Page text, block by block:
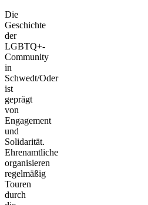
Die
Geschichte
der
LGBTQ+-
Community
in
Schwedt/Oder
ist
geprägt
von
Engagement
und
Solidarität.
Ehrenamtliche
organisieren
regelmäßig
Touren
durch